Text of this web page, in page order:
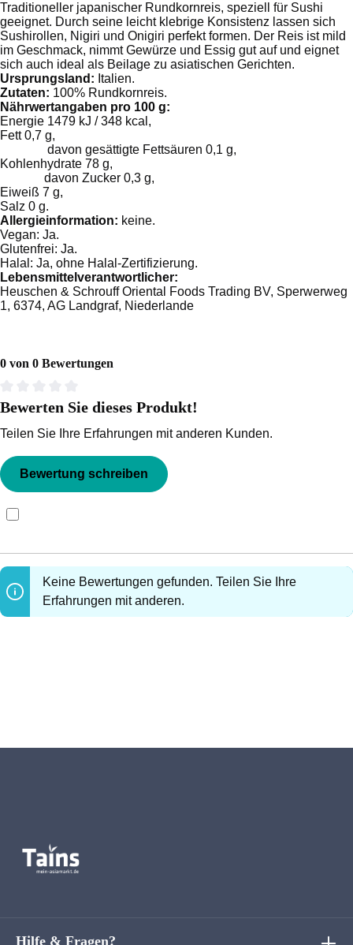
Traditioneller japanischer Rundkornreis, speziell für Sushi
geeignet. Durch seine leicht klebrige Konsistenz lassen sich
Sushirollen, Nigiri und Onigiri perfekt formen. Der Reis ist mild
im Geschmack, nimmt Gewürze und Essig gut auf und eignet
sich auch ideal als Beilage zu asiatischen Gerichten.
Ursprungsland: Italien.
Zutaten: 100% Rundkornreis.
Nährwertangaben pro 100 g:
Energie 1479 kJ / 348 kcal,
Fett 0,7 g,
davon gesättigte Fettsäuren 0,1 g,
Kohlenhydrate 78 g,
davon Zucker 0,3 g,
Eiweiß 7 g,
Salz 0 g.
Allergieinformation: keine.
Vegan: Ja.
Glutenfrei: Ja.
Halal: Ja, ohne Halal-Zertifizierung.
Lebensmittelverantwortlicher:
Heuschen & Schrouff Oriental Foods Trading BV, Sperwerweg
1, 6374, AG Landgraf, Niederlande
0 von 0 Bewertungen
Durchschnittliche Bewertung von 0 von 5 Sternen
Bewerten Sie dieses Produkt!
Teilen Sie Ihre Erfahrungen mit anderen Kunden.
Bewertung schreiben
Keine Bewertungen gefunden. Teilen Sie Ihre
Erfahrungen mit anderen.
Hilfe & Fragen?